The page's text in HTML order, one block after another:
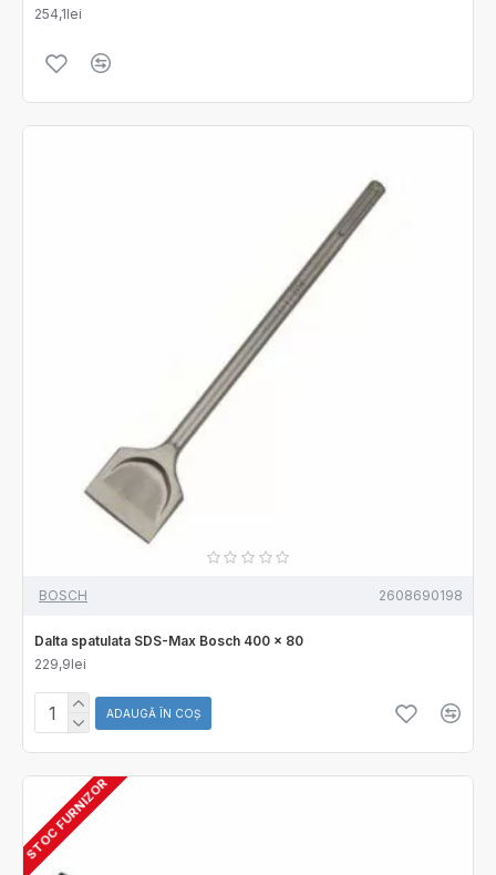
254,1lei
BOSCH 2608690198
Dalta spatulata SDS-Max Bosch 400 x 80
229,9lei
ADAUGĂ ÎN COŞ
STOC FURNIZOR